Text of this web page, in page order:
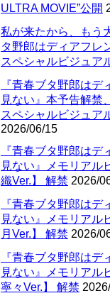
ULTRA MOVIE”公開
私が来たから、もう
タ野郎はディアフレ
スペシャルビジュア
『青春ブタ野郎はデ
見ない』本予告解禁
スペシャルビジュア
2026/06/15
『青春ブタ野郎はデ
見ない』メモリアル
織Ver.】 解禁 2026/
『青春ブタ野郎はデ
見ない』メモリアル
月Ver.】 解禁 2026/
『青春ブタ野郎はデ
見ない』メモリアル
寧々Ver.】 解禁